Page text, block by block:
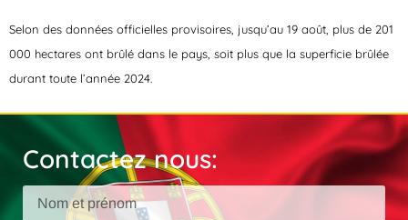
Selon des données officielles provisoires, jusqu’au 19 août, plus de 201
000 hectares ont brûlé dans le pays, soit plus que la superficie brûlée
durant toute l’année 2024.
Contactez nous: